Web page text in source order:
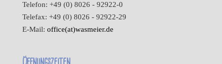
Telefon: +49 (0) 8026 - 92922-0
Telefax: +49 (0) 8026 - 92922-29
E-Mail: office(at)wasmeier.de